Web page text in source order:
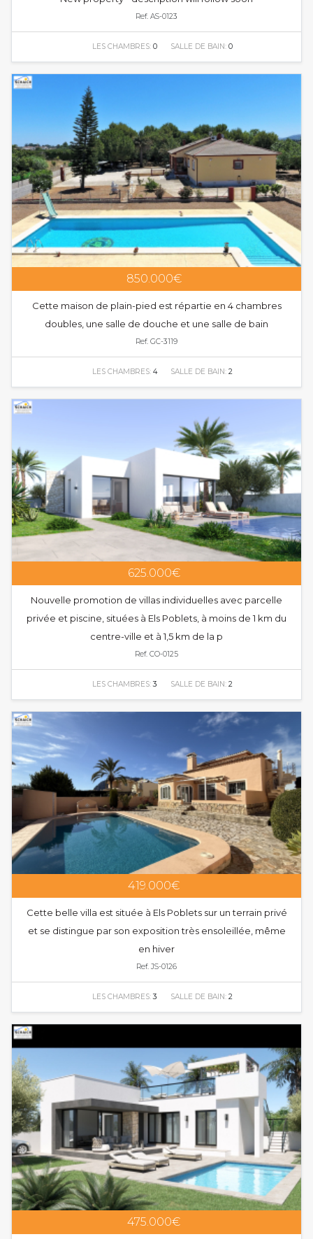
Ref. AS-0123
LES CHAMBRES: 0 SALLE DE BAIN: 0
850.000€
Cette maison de plain-pied est répartie en 4 chambres
doubles, une salle de douche et une salle de bain
Ref. GC-3119
LES CHAMBRES: 4 SALLE DE BAIN: 2
625.000€
Nouvelle promotion de villas individuelles avec parcelle
privée et piscine, situées à Els Poblets, à moins de 1 km du
centre-ville et à 1,5 km de la p
Ref. CO-0125
LES CHAMBRES:3 SALLE DE BAIN: 2
419.000€
Cette belle villa est située à Els Poblets sur un terrain privé
et se distingue par son exposition très ensoleillée, même
en hiver
Ref. JS-0126
LES CHAMBRES:3 SALLE DE BAIN: 2
475.000€